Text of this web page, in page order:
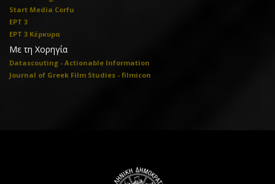
Start Media Corfu
ΕΡΤ 3
ΕΡΤ 3 Κέρκυρα
Με τη Χορηγία
Datascouting - Actionable Information
Journal of Greek Film Studies - filmicon